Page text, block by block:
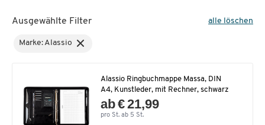
Ausgewählte Filter alle löschen
Marke: Alassio
Alassio Ringbuchmappe Massa, DIN
A4, Kunstleder, mit Rechner, schwarz
ab € 21,99
pro St. ab 5 St.